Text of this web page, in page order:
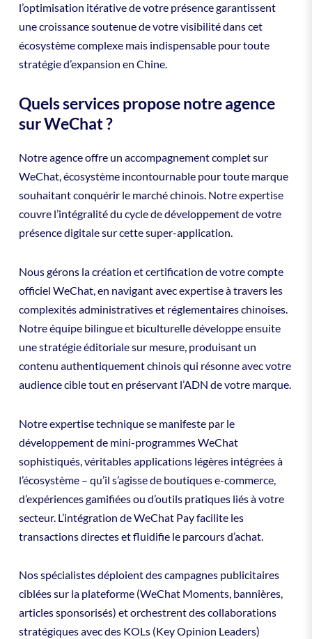
l’optimisation itérative de votre présence garantissent
une croissance soutenue de votre visibilité dans cet
écosystème complexe mais indispensable pour toute
stratégie d’expansion en Chine.
Quels services propose notre agence
sur WeChat ?
Notre agence offre un accompagnement complet sur
WeChat, écosystème incontournable pour toute marque
souhaitant conquérir le marché chinois. Notre expertise
couvre l’intégralité du cycle de développement de votre
présence digitale sur cette super-application.
Nous gérons la création et certification de votre compte
officiel WeChat, en navigant avec expertise à travers les
complexités administratives et réglementaires chinoises.
Notre équipe bilingue et biculturelle développe ensuite
une stratégie éditoriale sur mesure, produisant un
contenu authentiquement chinois qui résonne avec votre
audience cible tout en préservant l’ADN de votre marque.
Notre expertise technique se manifeste par le
développement de mini-programmes WeChat
sophistiqués, véritables applications légères intégrées à
l’écosystème – qu’il s’agisse de boutiques e-commerce,
d’expériences gamifiées ou d’outils pratiques liés à votre
secteur. L’intégration de WeChat Pay facilite les
transactions directes et fluidifie le parcours d’achat.
Nos spécialistes déploient des campagnes publicitaires
ciblées sur la plateforme (WeChat Moments, bannières,
articles sponsorisés) et orchestrent des collaborations
stratégiques avec des KOLs (Key Opinion Leaders)